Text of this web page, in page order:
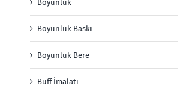
Boyunluk
Boyunluk Baskı
Boyunluk Bere
Buff İmalatı